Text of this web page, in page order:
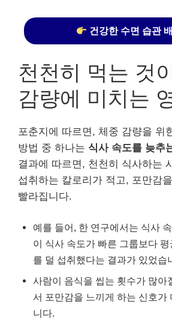
건강한 수면 습관
천천히 먹는 것
감량에 미치는
포춘지에 따르면, 체중 감량을 위
방법 중 하나는 식사 속도를 늦추
결과에 따르면, 천천히 식사하는
섭취하는 칼로리가 적고, 포만감
빨라집니다.
예를 들어, 한 연구에서는 식사
이 식사 속도가 빠른 그룹보다
를 덜 섭취했다는 결과가 있었습
사람이 음식을 씹는 횟수가 많아
서 포만감을 느끼게 하는 신호가
니다.